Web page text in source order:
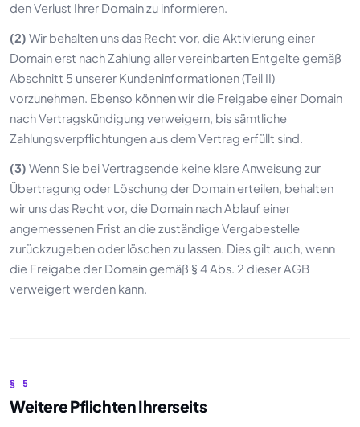
den Verlust Ihrer Domain zu informieren.
(2) Wir behalten uns das Recht vor, die Aktivierung einer
Domain erst nach Zahlung aller vereinbarten Entgelte gemäß
Abschnitt 5 unserer Kundeninformationen (Teil II)
vorzunehmen. Ebenso können wir die Freigabe einer Domain
nach Vertragskündigung verweigern, bis sämtliche
Zahlungsverpflichtungen aus dem Vertrag erfüllt sind.
(3) Wenn Sie bei Vertragsende keine klare Anweisung zur
Übertragung oder Löschung der Domain erteilen, behalten
wir uns das Recht vor, die Domain nach Ablauf einer
angemessenen Frist an die zuständige Vergabestelle
zurückzugeben oder löschen zu lassen. Dies gilt auch, wenn
die Freigabe der Domain gemäß § 4 Abs. 2 dieser AGB
verweigert werden kann.
§ 5
Weitere Pflichten Ihrerseits